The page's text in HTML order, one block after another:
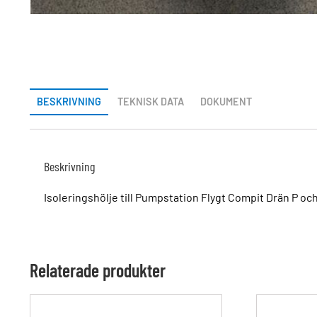
BESKRIVNING TEKNISK DATA DOKUMENT
Beskrivning
Isoleringshölje till Pumpstation Flygt Compit Drän P
Relaterade produkter